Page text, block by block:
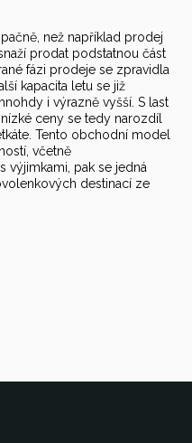
než například prodej
prodat podstatnou část
fázi prodeje se zpravidla
kapacita letu se již
i výrazně vyšší. S last
ceny se tedy narozdíl
Tento obchodní model
včetně
výjimkami, pak se jedná
destinací ze